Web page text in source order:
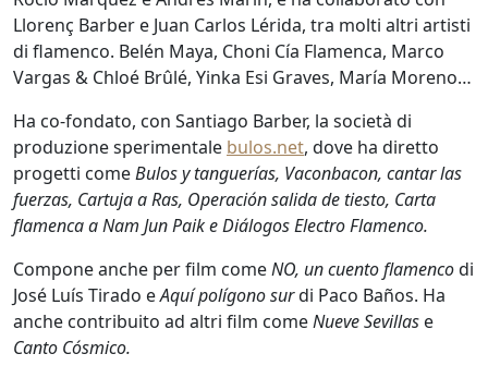
Llorenç Barber e Juan Carlos Lérida, tra molti altri artisti
di flamenco. Belén Maya, Choni Cía Flamenca, Marco
Vargas & Chloé Brûlé, Yinka Esi Graves, María Moreno…
Ha co-fondato, con Santiago Barber, la società di
produzione sperimentale bulos.net, dove ha diretto
progetti comeBulos y tanguerías, Vaconbacon, cantar las
fuerzas, Cartuja a Ras, Operación salida de tiesto, Carta
flamenca a Nam Jun Paik e Diálogos Electro Flamenco.
Compone anche per film comeNO, un cuento flamencodi
José Luís Tirado eAquí polígono surdi Paco Baños. Ha
anche contribuito ad altri film comeNueve Sevillas e
Canto Cósmico.